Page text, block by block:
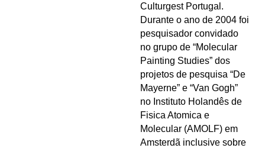
Culturgest Portugal.
Durante o ano de 2004 foi
pesquisador convidado
no grupo de “Molecular
Painting Studies” dos
projetos de pesquisa “De
Mayerne” e “Van Gogh”
no Instituto Holandês de
Fisica Atomica e
Molecular (AMOLF) em
Amsterdã inclusive sobre